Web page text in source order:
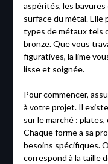
aspérités, les
surface du métal.
types de métaux tels
bronze. Que vous
figuratives, la lime
lisse et soignée.
Pour commencer,
à votre projet. Il
sur le marché :
Chaque forme a sa
besoins spécifiques.
correspond à la taille